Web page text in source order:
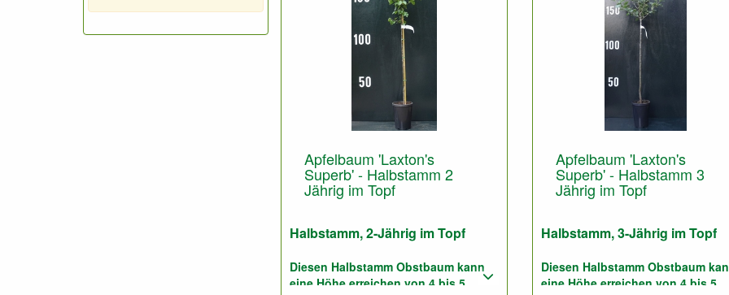
Apfelbaum 'Laxton's
Superb' - Halbstamm 2
Jährig im Topf
Halbstamm, 2-Jährig im Topf
Diesen Halbstamm Obstbaum kann
eine Höhe erreichen von 4 bis 5
Apfelbaum 'Laxton's
Superb' - Halbstamm 3
Jährig im Topf
Halbstamm, 3-Jährig im Topf
Diesen Halbstamm Obstbaum
eine Höhe erreichen von 4 bis 5